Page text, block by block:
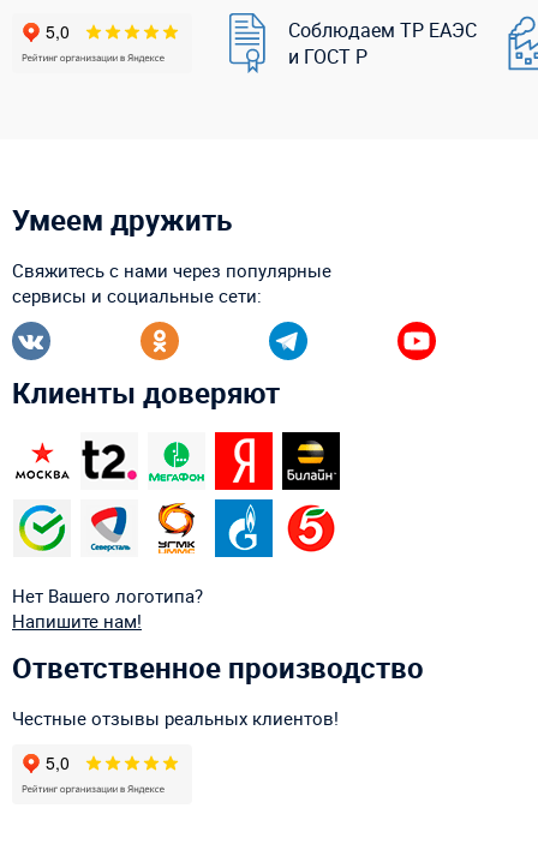
Соблюдаем ТР ЕАЭС
и ГОСТ Р
Умеем дружить
Свяжитесь с нами через популярные
сервисы и социальные сети:
Клиенты доверяют
Нет Вашего логотипа?
Напишите нам!
Ответственное производство
Честные отзывы реальных клиентов!